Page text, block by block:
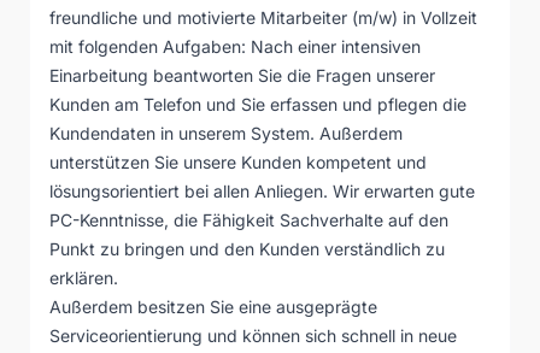
freundliche und motivierte Mitarbeiter (m/w) in Vollzeit
mit folgenden Aufgaben: Nach einer intensiven
Einarbeitung beantworten Sie die Fragen unserer
Kunden am Telefon und Sie erfassen und pflegen die
Kundendaten in unserem System. Außerdem
unterstützen Sie unsere Kunden kompetent und
lösungsorientiert bei allen Anliegen. Wir erwarten gute
PC-Kenntnisse, die Fähigkeit Sachverhalte auf den
Punkt zu bringen und den Kunden verständlich zu
erklären.
Außerdem besitzen Sie eine ausgeprägte
Serviceorientierung und können sich schnell in neue